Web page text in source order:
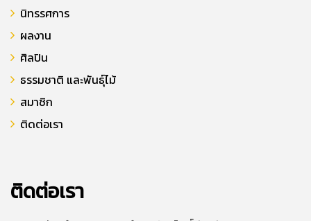
นิทรรศการ
ผลงาน
ศิลปิน
ธรรมชาติ และพันธุ์ไม้
สมาชิก
ติดต่อเรา
ติดต่อเรา